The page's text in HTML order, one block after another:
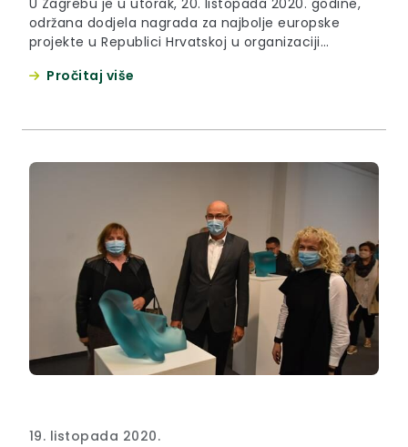
U Zagrebu je u utorak, 20. listopada 2020. godine,
održana dodjela nagrada za najbolje europske
projekte u Republici Hrvatskoj u organizaciji
Europskog parlamenta u Hrvatskoj i portala
Pročitaj više
19. listopada 2020.